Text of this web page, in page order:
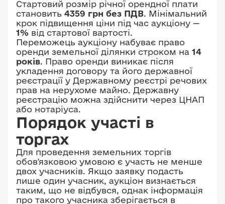
Стартовий розмір річної орендної плати
становить 4359 грн без ПДВ. Мінімальний
крок підвищення ціни під час аукціону —
1% від стартової вартості.
Переможець аукціону набуває право
оренди земельної ділянки строком на 14
років. Право оренди виникає після
укладення договору та його державної
реєстрації у Державному реєстрі речових
прав на нерухоме майно. Державну
реєстрацію можна здійснити через ЦНАП
або нотаріуса.
Порядок участі в
торгах
Для проведення земельних торгів
обов'язковою умовою є участь не менше
двох учасників. Якщо заявку подасть
лише один учасник, аукціон визнається
таким, що не відбувся, однак інформація
про такого учасника зберігається в